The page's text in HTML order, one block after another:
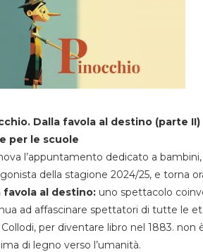
Dalla favola al destino (parte II)
per le scuole
l’appuntamento dedicato a
della stagione 2024/25, e torna
favola al destino:uno spettacolo
ad affascinare spettatori di tutte le
Collodi, per diventare libro nel 1883.
di legno verso l’umanità.